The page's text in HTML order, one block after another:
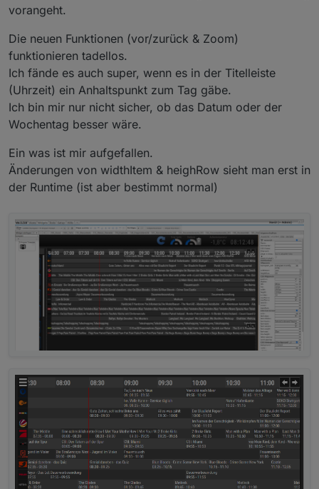
darüber hinaus löst es ein anderes TV widget hier ab,
welches aber nur per Skript erzeugt wurde und die
immer etwas unsicher ist.
vorangeht.
Die neuen Funktionen (vor/zurück & Zoom)
funktionieren tadellos.
Ich fände es auch super, wenn es in der Titelleiste
(Uhrzeit) ein Anhaltspunkt zum Tag gäbe.
Ich bin mir nur nicht sicher, ob das Datum oder der
Wochentag besser wäre.
Ein was ist mir aufgefallen.
Änderungen von widthItem & heighRow sieht man erst in
der Runtime (ist aber bestimmt normal)